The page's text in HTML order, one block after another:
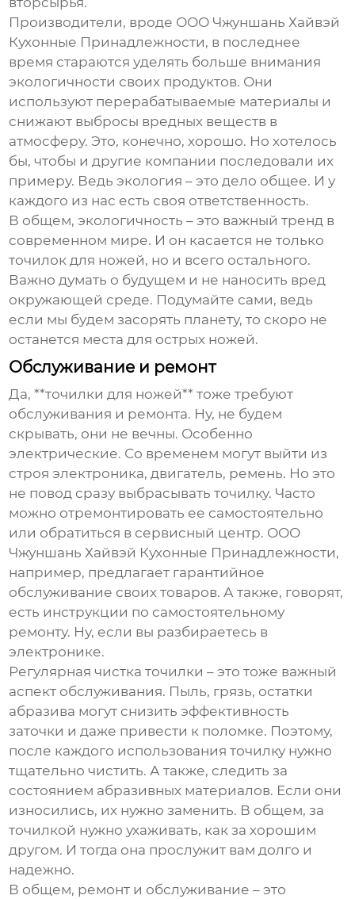
Производители, вроде ООО Чжуншань Хайвэй
Кухонные Принадлежности, в последнее
время стараются уделять больше внимания
экологичности своих продуктов. Они
используют перерабатываемые материалы и
снижают выбросы вредных веществ в
атмосферу. Это, конечно, хорошо. Но хотелось
бы, чтобы и другие компании последовали их
примеру. Ведь экология – это дело общее. И у
каждого из нас есть своя ответственность.
В общем, экологичность – это важный тренд в
современном мире. И он касается не только
точилок для ножей, но и всего остального.
Важно думать о будущем и не наносить вред
окружающей среде. Подумайте сами, ведь
если мы будем засорять планету, то скоро не
останется места для острых ножей.
Обслуживание и ремонт
Да, **точилки для ножей** тоже требуют
обслуживания и ремонта. Ну, не будем
скрывать, они не вечны. Особенно
электрические. Со временем могут выйти из
строя электроника, двигатель, ремень. Но это
не повод сразу выбрасывать точилку. Часто
можно отремонтировать ее самостоятельно
или обратиться в сервисный центр. ООО
Чжуншань Хайвэй Кухонные Принадлежности,
например, предлагает гарантийное
обслуживание своих товаров. А также, говорят,
есть инструкции по самостоятельному
ремонту. Ну, если вы разбираетесь в
электронике.
Регулярная чистка точилки – это тоже важный
аспект обслуживания. Пыль, грязь, остатки
абразива могут снизить эффективность
заточки и даже привести к поломке. Поэтому,
после каждого использования точилку нужно
тщательно чистить. А также, следить за
состоянием абразивных материалов. Если они
износились, их нужно заменить. В общем, за
точилкой нужно ухаживать, как за хорошим
другом. И тогда она прослужит вам долго и
надежно.
В общем, ремонт и обслуживание – это